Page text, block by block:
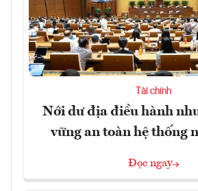
Tài chính
Nới dư địa điều hành
vững an toàn hệ thống
Đọc ngay